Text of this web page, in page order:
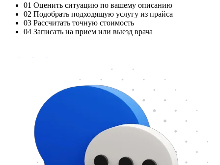
01 Оценить ситуацию по вашему описанию
02 Подобрать подходящую услугу из прайса
03 Рассчитать точную стоимость
04 Записать на прием или выезд врача